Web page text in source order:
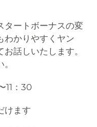
タートボーナスの変
わかりやすくヤン
話しいたします。
11：30
けます